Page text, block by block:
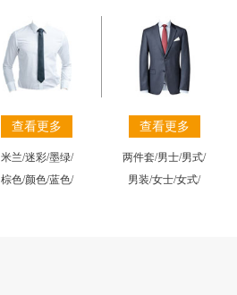
查看更多
米兰/迷彩/墨绿/
棕色/颜色/蓝色/
查看更多
两件套/男士/男式/
男装/女士/女式/